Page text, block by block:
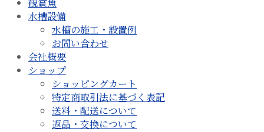
観賞魚
水槽設備
水槽の施工・設置例
お問い合わせ
会社概要
ショップ
ショッピングカート
特定商取引法に基づく表記
送料・配送について
返品・交換について